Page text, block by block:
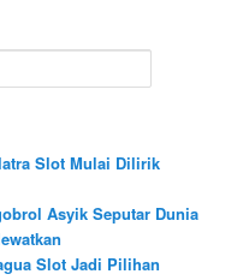
Slot Mulai Dilirik
Asyik Seputar Dunia
Slot Jadi Pilihan